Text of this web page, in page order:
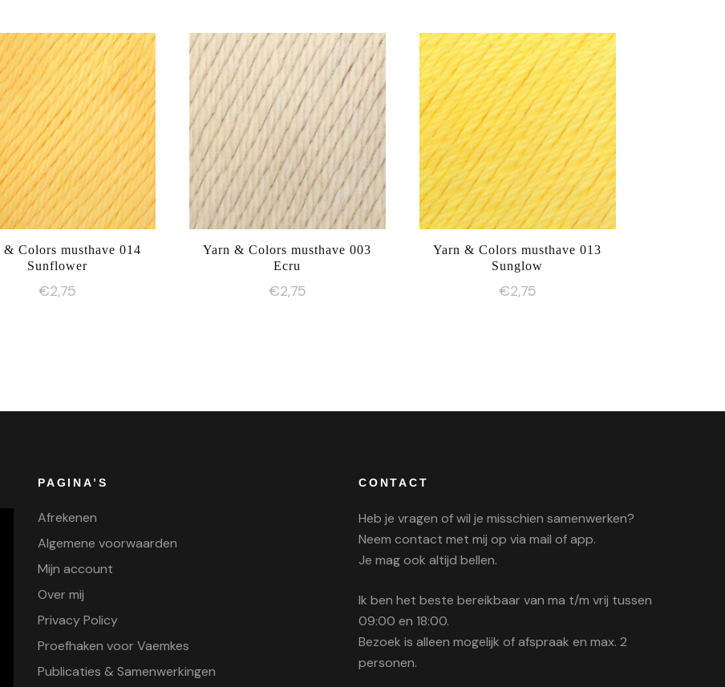
& Colors musthave 014
Sunflower
€2,75
Yarn & Colors musthave 003
Ecru
€2,75
Yarn & Colors musthave 013
Sunglow
€2,75
PAGINA’S
Afrekenen
Algemene voorwaarden
Mijn account
Over mij
Privacy Policy
Proefhaken voor Vaemkes
Publicaties & Samenwerkingen
CONTACT
Heb je vragen of wil je misschien samenwerken?
Neem contact met mij op via mail of app.
Je mag ook altijd bellen.
Ik ben het beste bereikbaar van ma t/m vrij tussen
09:00 en 18:00.
Bezoek is alleen mogelijk of afspraak en max. 2
personen.